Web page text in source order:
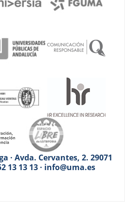
· Avda. Cervantes, 2. 29071
13 13 13 · info@uma.es